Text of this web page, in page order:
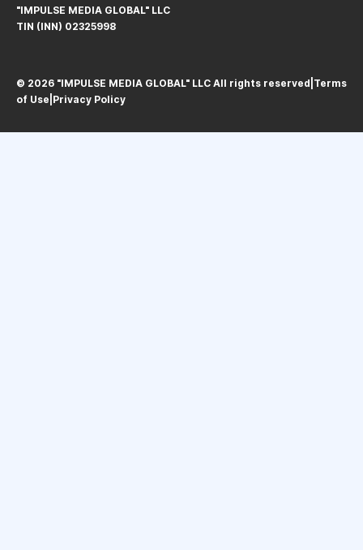
"IMPULSE MEDIA GLOBAL" LLC
TIN (INN) 02325998
© 2026 "IMPULSE MEDIA GLOBAL" LLC All rights reservedㅤ|ㅤ Terms
of Use Privacy Policy